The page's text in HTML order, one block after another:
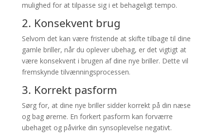
mulighed for at tilpasse sig i et behageligt tempo.
2. Konsekvent brug
Selvom det kan være fristende at skifte tilbage til dine
gamle briller, når du oplever ubehag, er det vigtigt at
være konsekvent i brugen af dine nye briller. Dette vil
fremskynde tilvænningsprocessen.
3. Korrekt pasform
Sørg for, at dine nye briller sidder korrekt på din næse
og bag ørerne. En forkert pasform kan forværre
ubehaget og påvirke din synsoplevelse negativt.